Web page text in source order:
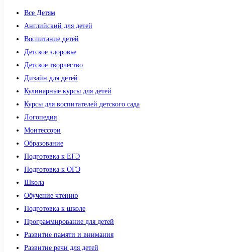
Все Детям
Английский для детей
Воспитание детей
Детское здоровье
Детское творчество
Дизайн для детей
Кулинарные курсы для детей
Курсы для воспитателей детского сада
Логопедия
Монтессори
Образование
Подготовка к ЕГЭ
Подготовка к ОГЭ
Школа
Обучение чтению
Подготовка к школе
Программирование для детей
Развитие памяти и внимания
Развитие речи для детей